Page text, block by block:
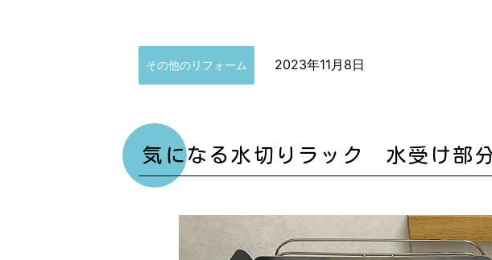
その他のリフォーム 2023年11月8日
気になる水切りラック 水受け部